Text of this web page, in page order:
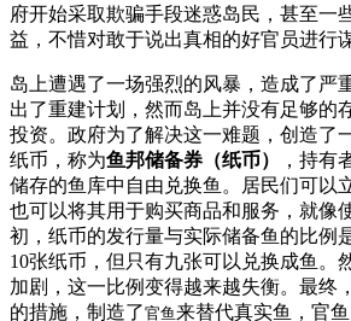
府开始采取欺骗手段迷惑岛民，甚至一
益，不惜对敢于说出真相的好官员进行
岛上遭遇了一场强烈的风暴，造成了严
出了重建计划，然而岛上并没有足够的
投资。政府为了解决这一难题，创造了
纸币，称为鱼邦储备券（纸币）
，持有
储存的鱼库中自由兑换鱼。居民们可以
也可以将其用于购买商品和服务，就像
初，纸币的发行量与实际储备鱼的比例
10张纸币，但只有九张可以兑换成鱼。
加剧，这一比例变得越来越失衡。最终
的措施，制造了官鱼来替代真实鱼，官